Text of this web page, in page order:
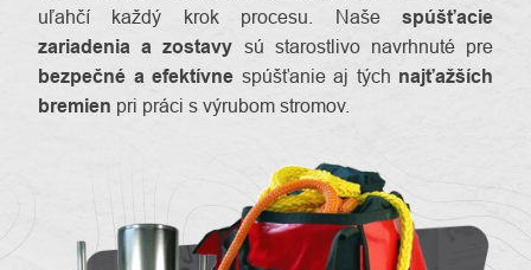
uľahčí každý krok procesu. Naše spúšťacie
zariadenia a zostavy sú starostlivo navrhnuté pre
bezpečné a efektívne spúšťanie aj tých najťažších
bremien pri práci s výrubom stromov.